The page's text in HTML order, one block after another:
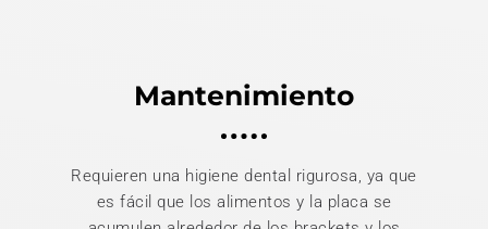
Mantenimiento
Requieren una higiene dental rigurosa, ya que
es fácil que los alimentos y la placa se